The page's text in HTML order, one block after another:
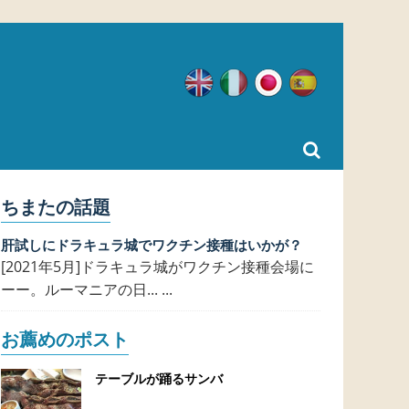
英語 イタリア語
日本語
ちまたの話題
肝試しにドラキュラ城でワクチン接種はいかが？
[2021年5月]ドラキュラ城がワクチン接種会場に
ーー。ルーマニアの日... ...
お薦めのポスト
テーブルが踊るサンバ